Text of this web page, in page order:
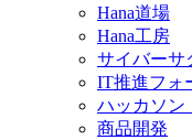
Hana道場
Hana工房
サイバーサ
IT推進フォ
ハッカソン
商品開発